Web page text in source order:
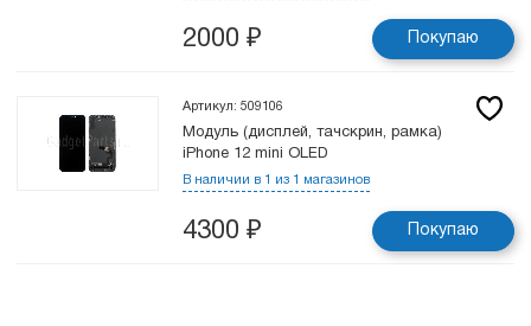
2000 ₽ Покупаю
Артикул: 509106
Модуль (дисплей, тачскрин, рамка)
iPhone 12 mini OLED
В наличии в 1 из 1 магазинов
4300 ₽ Покупаю